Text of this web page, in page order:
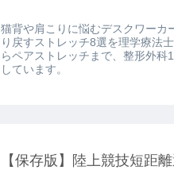
猫背や肩こりに悩むデスクワーカ
り戻すストレッチ8選を理学療法
らペアストレッチまで、整形外
しています。
【保存版】陸上競技短距